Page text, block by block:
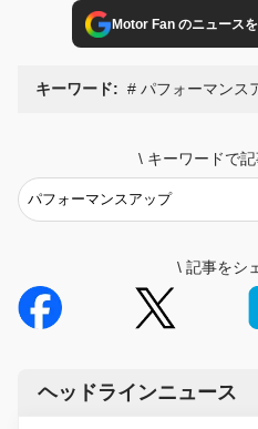
Motor Fan のニュース
キーワード: パフォーマンス
\ キーワードで
\ 記事をシ
ヘッドラインニュース